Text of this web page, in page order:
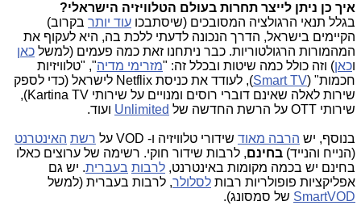
איך כן ניתן לייצר תחרות בעולם הטלוויזיה הישראלי?
בגלל תנאי הרגולציה המסובכים (שיסתבכו עוד יותר בקרוב)
הקיימים בישראל, הדרך הנכונה לדעתי ללכת בה, היא לעקוף את
המהמורות הרגולטוריות. כבר ניתחנו זאת כמה פעמים (למשל כאן
וכאן) וזה כולל כמה שיטות ובכלל זה: "מזרימי מדיה", "טלוויזיות
חכמות" (Smart TV
), לעודד את כניסת Netflix לישראל (כדי לספק
שירות לאלה שאינם דוברי רוסים ומנויים על שירותי Kartina TV),
שירותי OTT על הרשת החדשה של
Unlimited ועוד.
בנוסף, יש הרבה מאוד שידורי טלוויזיה ו- VOD על רשת האינטרנט
(הנייח והנייד) בחינם, לרבות שידור חוקי. רשימה של ערוצים כאלו
בחינם יש בכמה מקומות באינטרנט, לרבות בעברית. יש גם
אפליקציות פופולריות רבות לסלולר, לרבות בעברית (למשל
SmartVOD של סמסונג).